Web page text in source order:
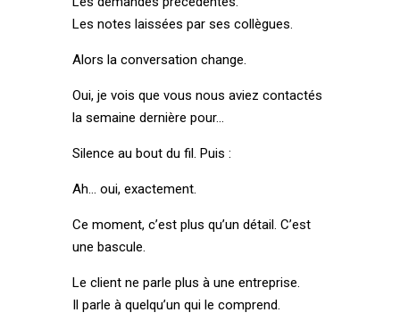
Les notes laissées par ses collègues.
Alors la conversation change.
Oui, je vois que vous nous aviez contactés
la semaine dernière pour…
Silence au bout du fil. Puis :
Ah… oui, exactement.
Ce moment, c’est plus qu’un détail. C’est
une bascule.
Le client ne parle plus à une entreprise.
Il parle à quelqu’un qui le comprend.